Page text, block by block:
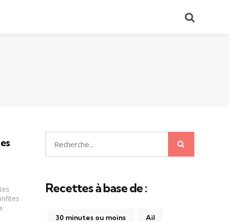
Recherche
pour:
Recettes à base de :
30 minutes ou moins Ail